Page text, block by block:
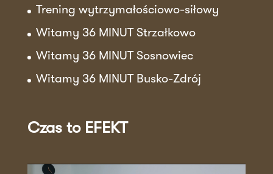
Trening wytrzymałościowo-siłowy
Witamy 36 MINUT Strzałkowo
Witamy 36 MINUT Sosnowiec
Witamy 36 MINUT Busko-Zdrój
Czas to EFEKT